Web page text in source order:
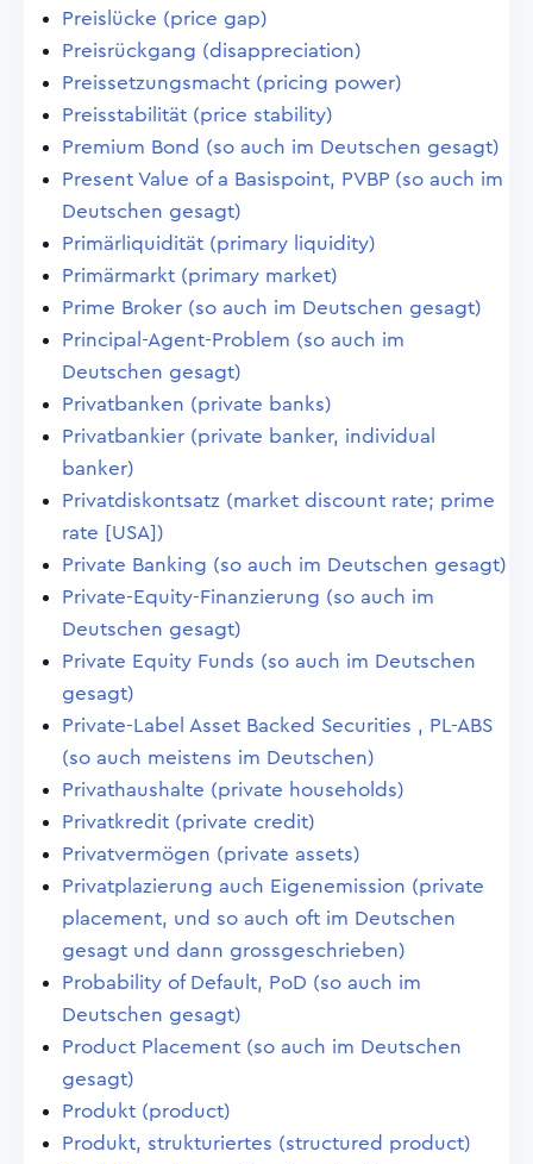
Preislücke (price gap)
Preisrückgang (disappreciation)
Preissetzungsmacht (pricing power)
Preisstabilität (price stability)
Premium Bond (so auch im Deutschen gesagt)
Present Value of a Basispoint, PVBP (so auch im
Deutschen gesagt)
Primärliquidität (primary liquidity)
Primärmarkt (primary market)
Prime Broker (so auch im Deutschen gesagt)
Principal-Agent-Problem (so auch im
Deutschen gesagt)
Privatbanken (private banks)
Privatbankier (private banker, individual
banker)
Privatdiskontsatz (market discount rate; prime
rate [USA])
Private Banking (so auch im Deutschen gesagt)
Private-Equity-Finanzierung (so auch im
Deutschen gesagt)
Private Equity Funds (so auch im Deutschen
gesagt)
Private-Label Asset Backed Securities , PL-ABS
(so auch meistens im Deutschen)
Privathaushalte (private households)
Privatkredit (private credit)
Privatvermögen (private assets)
Privatplazierung auch Eigenemission (private
placement, und so auch oft im Deutschen
gesagt und dann grossgeschrieben)
Probability of Default, PoD (so auch im
Deutschen gesagt)
Product Placement (so auch im Deutschen
gesagt)
Produkt (product)
Produkt, strukturiertes (structured product)